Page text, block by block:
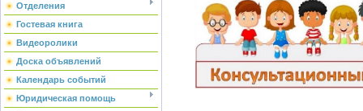
Отделения
Гостевая книга
Видеоролики
Доска объявлений
Календарь событий
Юридическая помощь